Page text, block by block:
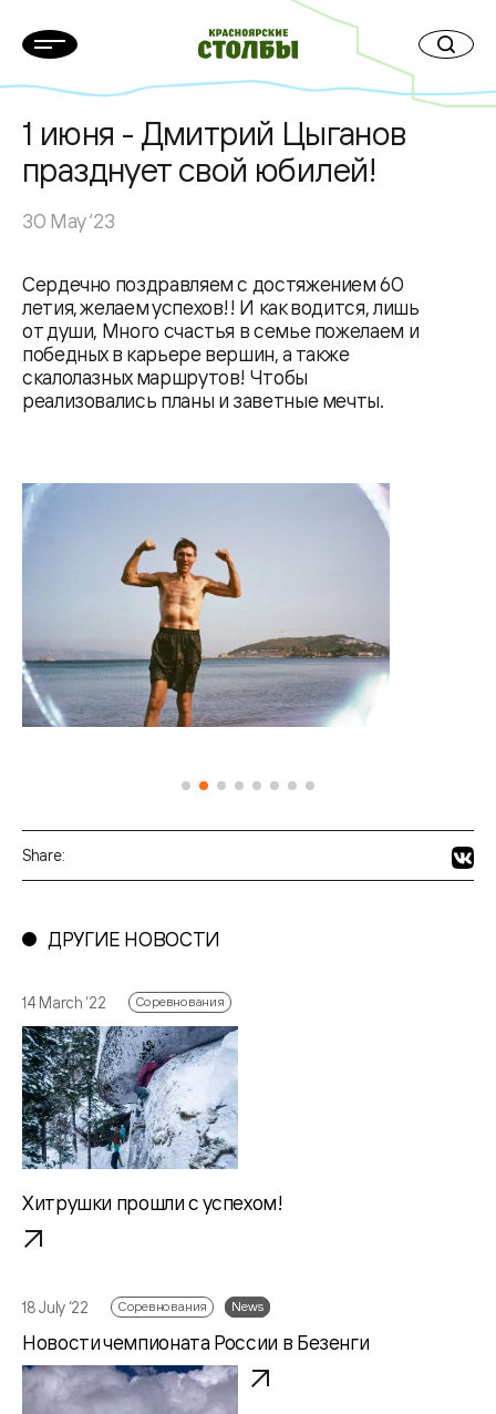
1 июня - Дмитрий Цыганов
празднует свой юбилей!
30 May ‘23
Сердечно поздравляем с достяжением 60
летия, желаем успехов!! И как водится, лишь
от души, Много счастья в семье пожелаем и
победных в карьере вершин, а также
скалолазных маршрутов! Чтобы
реализовались планы и заветные мечты.
Share:
ДРУГИЕ НОВОСТИ
14 March ‘22 Соревнования
Хитрушки прошли с успехом!
18 July ‘22 Соревнования News
Новости чемпионата России в Безенги